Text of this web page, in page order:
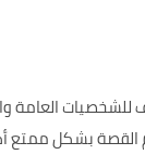
العامة
القصة بشكل ممتع